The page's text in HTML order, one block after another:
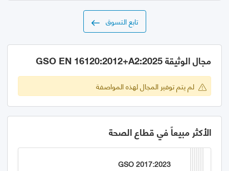
تابع التسوق
مجال الوثيقة GSO EN 16120:2012+A2:2025
لم يتم توفير المجال لهذه المواصفة
الأكثر مبيعاً في قطاع الصحة
GSO 2017:2023